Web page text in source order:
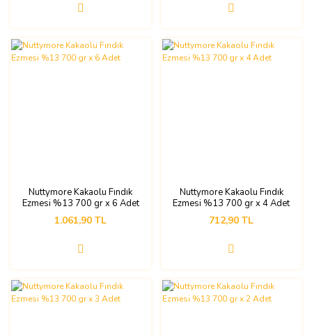
Nuttymore Kakaolu Fındık
Ezmesi %13 700 gr x 6 Adet
1.061,90 TL
Nuttymore Kakaolu Fındık
Ezmesi %13 700 gr x 4 Adet
712,90 TL